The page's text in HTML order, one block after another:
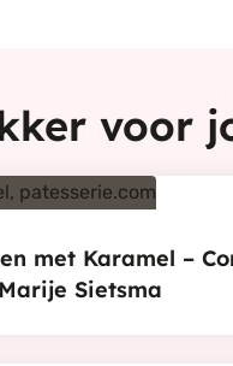
voor
met Karamel –
Sietsma